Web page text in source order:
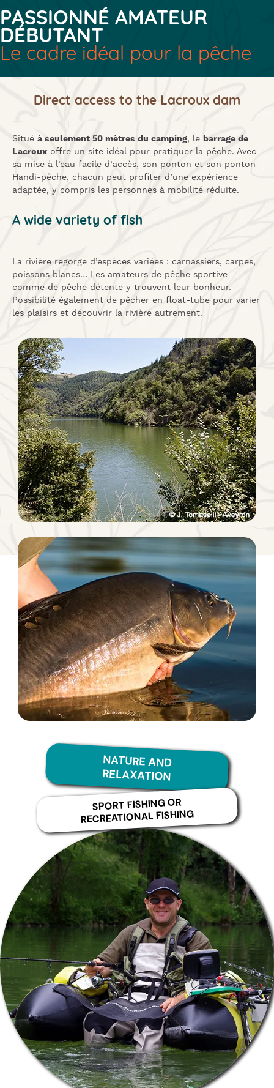
PASSIONNÉ AMATEUR
DÉBUTANT
Le cadre idéal pour la pêche
Direct access to the Lacroux dam
Situé à seulement 50 mètres du camping, le barrage de
Lacroux offre un site idéal pour pratiquer la pêche. Avec
sa mise à l’eau facile d’accès, son ponton et son ponton
Handi-pêche, chacun peut profiter d’une expérience
adaptée, y compris les personnes à mobilité réduite.
A wide variety of fish
La rivière regorge d’espèces variées : carnassiers, carpes,
poissons blancs… Les amateurs de pêche sportive
comme de pêche détente y trouvent leur bonheur.
Possibilité également de pêcher en float-tube pour varier
les plaisirs et découvrir la rivière autrement.
NATURE AND
RELAXATION
SPORT FISHING OR
RECREATIONAL FISHING